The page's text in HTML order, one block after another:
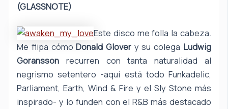
(GLASSNOTE)
Este disco me folla la cabeza.
Me flipa cómoDonald Glover y su colega Ludwig
Goransson recurren con tanta naturalidad al
negrismo setentero -aquí está todo Funkadelic,
Parliament, Earth, Wind & Fire y el Sly Stone más
inspirado- y lo funden con el R&B más destacado